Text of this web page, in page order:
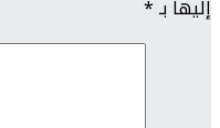
إليها بـ*